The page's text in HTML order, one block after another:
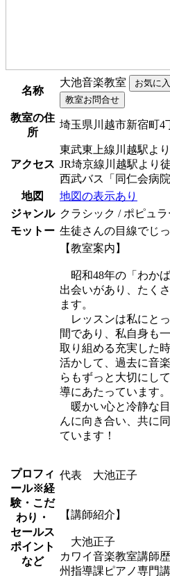
名称
大池音楽教室
教室の住
所
埼玉県川越市新宿町4
アクセス
東武東上線川越駅よ
JR埼京線川越駅より
西武バス「同仁会病
地図
地図の表示あり
ジャンル クラシック / ポピュ
モットー 生徒さんの目線でじ
プロフィ
ール※経
験・こだ
わり・
セールス
ポイント
など
【教室案内】
昭和48年の「わか
出会いがあり、たく
ます。
レッスンは私にと
間であり、私自身も
取り組める充実した
活かして、過去に音
らもずっと大切にし
導にあたっています。
暖かい心と冷静な
んに向き合い、共に
ています！
代表 大池正子
【講師紹介】
大池正子
カワイ音楽教室講師
州指導課ピアノ専門